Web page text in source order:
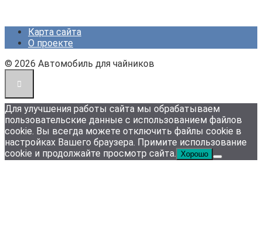
Карта сайта
О проекте
© 2026 Автомобиль для чайников
Для улучшения работы сайта мы обрабатываем
пользовательские данные с использованием файлов
cookie. Вы всегда можете отключить файлы cookie в
настройках Вашего браузера. Примите использование
cookie и продолжайте просмотр сайта. Хорошо